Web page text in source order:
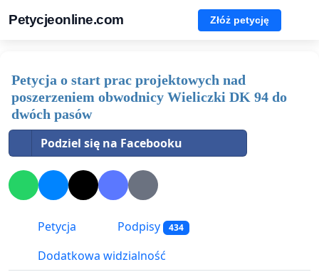
Petycjeonline.com Złóż petycję
Petycja o start prac projektowych nad
poszerzeniem obwodnicy Wieliczki DK 94 do
dwóch pasów
Podziel się na Facebooku
Petycja Podpisy 434
Dodatkowa widzialność